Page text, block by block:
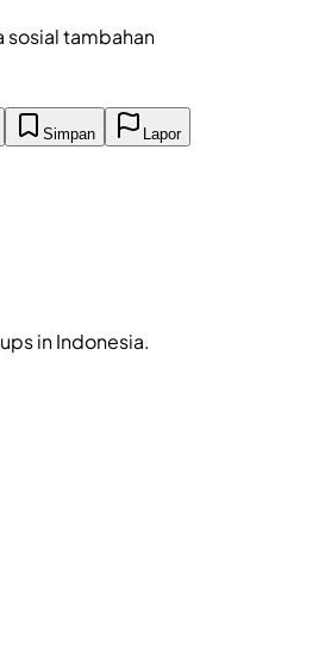
sosial tambahan
Simpan Lapor
in Indonesia.